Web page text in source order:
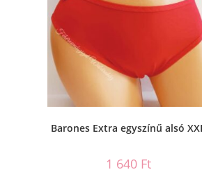
Barones Extra egyszínű alsó
1 640 Ft